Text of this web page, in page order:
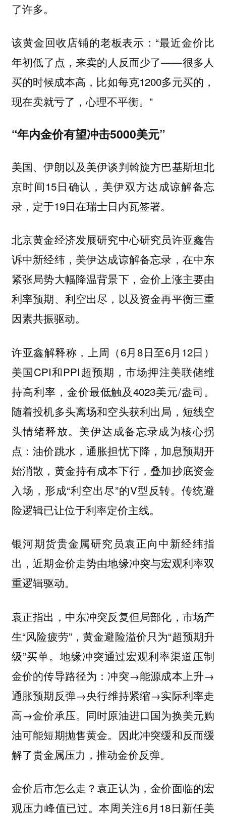
了许多。
该黄金回收店铺的老板表示：“最近金价比
年初低了点，来卖的人反而少了——很多人
买的时候成本高，比如每克1200多元买的，
现在卖就亏了，心理不平衡。”
“年内金价有望冲击5000美元”
美国、伊朗以及美伊谈判斡旋方巴基斯坦北
京时间15日确认，美伊双方达成谅解备忘
录，定于19日在瑞士日内瓦签署。
北京黄金经济发展研究中心研究员许亚鑫告
诉中新经纬，美伊达成谅解备忘录，在中东
紧张局势大幅降温背景下，金价上涨主要由
利率预期、利空出尽，以及资金再平衡三重
因素共振驱动。
许亚鑫解释称，上周（6月8日至6月12日）
美国CPI和PPI超预期，市场押注美联储维
持高利率，金价最低触及4023美元/盎司。
随着投机多头离场和空头获利出局，短线空
头情绪释放。美伊达成备忘录成为核心拐
点：油价跳水，通胀担忧下降，加息预期开
始消散，黄金持有成本下行，叠加抄底资金
入场，形成“利空出尽”的V型反转。传统避
险逻辑已让位于利率定价主线。
银河期货贵金属研究员袁正向中新经纬指
出，近期金价走势由地缘冲突与宏观利率双
重逻辑驱动。
袁正指出，中东冲突反复但局部化，市场产
生“风险疲劳”，黄金避险溢价只为“超预期升
级”买单。地缘冲突通过宏观利率渠道压制
金价的传导路径为：冲突→能源成本上升→
通胀预期反弹→央行维持紧缩→实际利率走
高→金价承压。同时原油进口国为换美元购
油可能短期抛售黄金。因此冲突缓和反而缓
解了贵金属压力，推动金价反弹。
金价后市怎么走？袁正认为，金价面临的宏
观压力峰值已过。本周关注6月18日新任美